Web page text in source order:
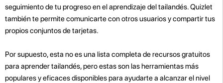
seguimiento de tu progreso en el aprendizaje del tailandés. Quizlet
también te permite comunicarte con otros usuarios y compartir tus
propios conjuntos de tarjetas.
Por supuesto, esta no es una lista completa de recursos gratuitos
para aprender tailandés, pero estas son las herramientas más
populares y eficaces disponibles para ayudarte a alcanzar el nivel